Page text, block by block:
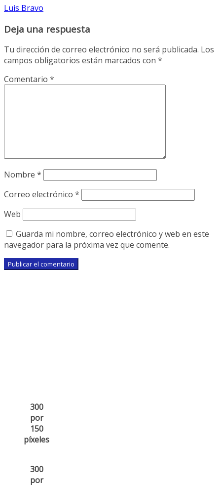
Luis Bravo
Deja una respuesta
Tu dirección de correo electrónico no será publicada. Los
campos obligatorios están marcados con *
Comentario *
Nombre *
Correo electrónico *
Web
Guarda mi nombre, correo electrónico y web en este
navegador para la próxima vez que comente.
300
por
150
píxeles
300
por